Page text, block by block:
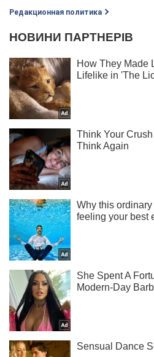
Редакционная политика